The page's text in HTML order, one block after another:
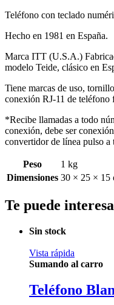
Teléfono con teclado
Hecho en 1981 en España.
Marca ITT (U.S.A.)
modelo Teide, clásico en
Tiene marcas de uso,
conexión RJ-11 de teléfono
*Recibe llamadas a todo
conexión, debe ser
convertidor de línea pulso a
Peso
1 kg
Dimensiones 30 × 25 × 15
Te puede
Sin stock
Vista rápida
Sumando al carro
Teléfono